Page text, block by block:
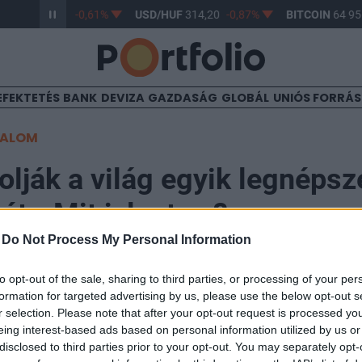
Do Not Process My Personal Information
opt-out of the sale, sharing to third parties, or processing of your
for targeted advertising by us, please use the below opt-out
selection. Please note that after your opt-out request is processed
interest-based ads based on personal information utilized by us
to third parties prior to your opt-out. You may separately
363,17 -0,61% USD/HUF 314,20 -0,87% BITCOIN64
BANK DEVIZA GAZDASÁG GLOBÁL UNIÓS
a világ egyik
- Mit jelent ez?
jelentett be szerdán, azonban a vállalat
növelheti, hanem előkészítheti a terepet a